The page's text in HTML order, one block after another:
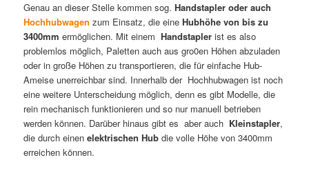
Genau an dieser Stelle kommen sog.Handstapler oder auch
Hochhubwagen zum Einsatz, die eineHubhöhe von bis zu
3400mm ermöglichen. Mit einemHandstapler ist es also
problemlos möglich, Paletten auch aus gro0en Höhen abzuladen
oder in große Höhen zu transportieren, die für einfache Hub-
Ameise unerreichbar sind. Innerhalb der Hochhubwagen ist noch
eine weitere Unterscheidung möglich, denn es gibt Modelle, die
rein mechanisch funktionieren und so nur manuell betrieben
werden können. Darüber hinaus gibt es aber auch Kleinstapler,
die durch einen elektrischen Hub die volle Höhe von 3400mm
erreichen können.